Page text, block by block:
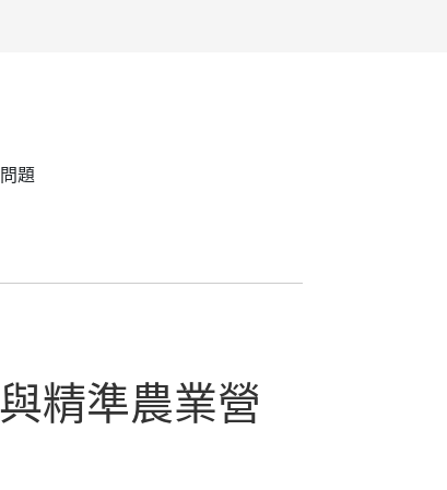
題
精準農業營